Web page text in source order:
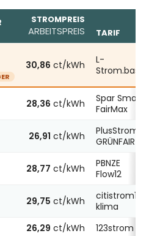
in Leipzig, Stand
STROMPREIS
ARBEITSPREIS TARIF
30,86 ct/kWh
L-
Strom.basis
28,36 ct/kWh
Spar Smart
FairMax
26,91 ct/kWh
PlusStrom
GRÜNFAIR
28,77 ct/kWh
PBNZE
Flow12
29,75 ct/kWh
citistrom12
klima
26,29 ct/kWh 123strom